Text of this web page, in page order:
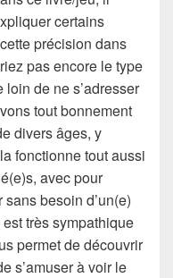
certains
précision dans
pas encore le type
loin de ne s’adresser
tout bonnement
divers âges, y
fonctionne tout aussi
avec pour
besoin d’un(e)
très sympathique
permet de découvrir
s’amuser à voir le